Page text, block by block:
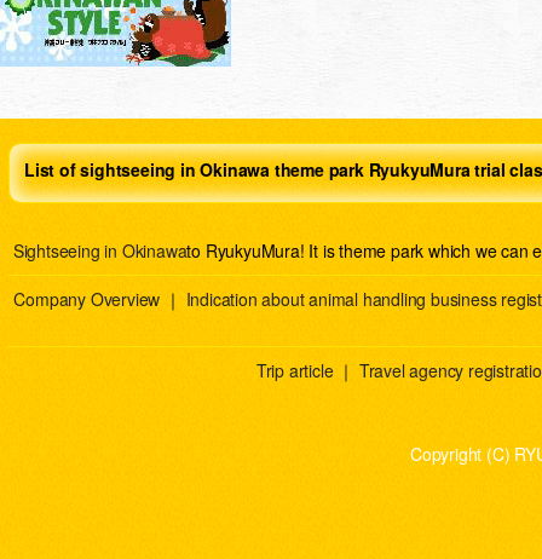
List of sightseeing in Okinawa theme park RyukyuMura trial
Sightseeing in Okinawato RyukyuMura! It is theme park which we can
Company Overview ｜ Indication about animal handling business
Trip article ｜ Travel agency
Copyright (C)